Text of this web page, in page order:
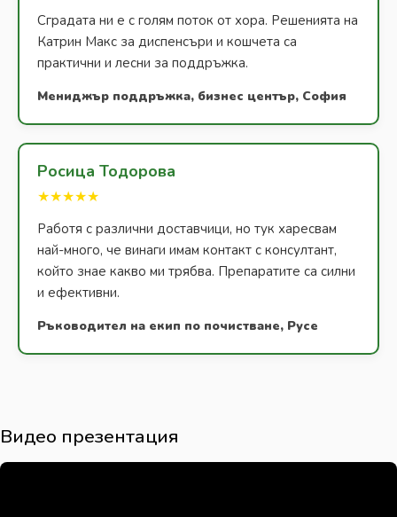
Сградата ни е с голям поток от хора. Решенията на
Катрин Макс за диспенсъри и кошчета са
практични и лесни за поддръжка.
Мениджър поддръжка, бизнес център, София
Росица Тодорова
★★★★★
Работя с различни доставчици, но тук харесвам
най-много, че винаги имам контакт с консултант,
който знае какво ми трябва. Препаратите са силни
и ефективни.
Ръководител на екип по почистване, Русе
Видео презентация